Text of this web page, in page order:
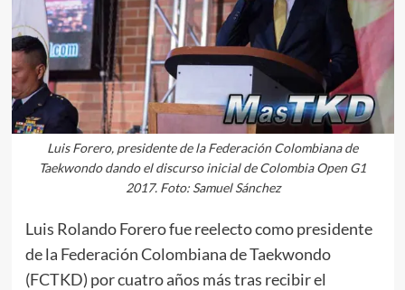
Luis Forero, presidente de la Federación Colombiana de
Taekwondo dando el discurso inicial de Colombia Open G1
2017. Foto: Samuel Sánchez
Luis Rolando Forero fue reelecto como presidente
de la Federación Colombiana de Taekwondo
(FCTKD) por cuatro años más tras recibir el